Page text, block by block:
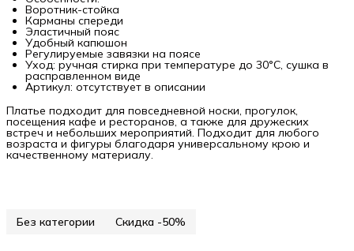
Воротник-стойка
Карманы спереди
Эластичный пояс
Удобный капюшон
Регулируемые завязки на поясе
Уход: ручная стирка при температуре до 30°C, сушка в
расправленном виде
Артикул: отсутствует в описании
Платье подходит для повседневной носки, прогулок,
посещения кафе и ресторанов, а также для дружеских
встреч и небольших мероприятий. Подходит для любого
возраста и фигуры благодаря универсальному крою и
качественному материалу.
Без категории Скидка -50%